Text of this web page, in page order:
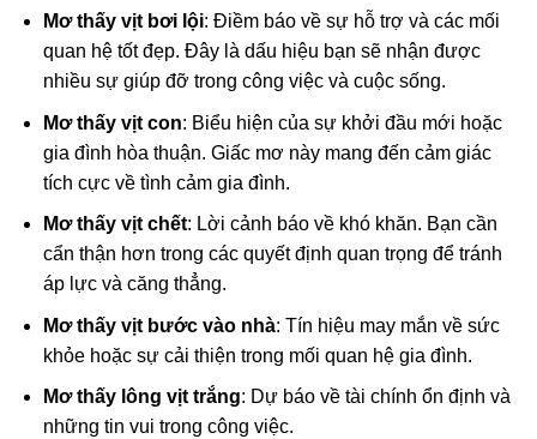
Mơ thấy vịt bơi lội: Điềm báo về sự hỗ trợ và các mối
quan hệ tốt đẹp. Đây là dấu hiệu bạn sẽ nhận được
nhiều sự giúp đỡ trong công việc và cuộc sống.
Mơ thấy vịt con: Biểu hiện của sự khởi đầu mới hoặc
gia đình hòa thuận. Giấc mơ này mang đến cảm giác
tích cực về tình cảm gia đình.
Mơ thấy vịt chết: Lời cảnh báo về khó khăn. Bạn cần
cẩn thận hơn trong các quyết định quan trọng để tránh
áp lực và căng thẳng.
Mơ thấy vịt bước vào nhà: Tín hiệu may mắn về sức
khỏe hoặc sự cải thiện trong mối quan hệ gia đình.
Mơ thấy lông vịt trắng: Dự báo về tài chính ổn định và
những tin vui trong công việc.